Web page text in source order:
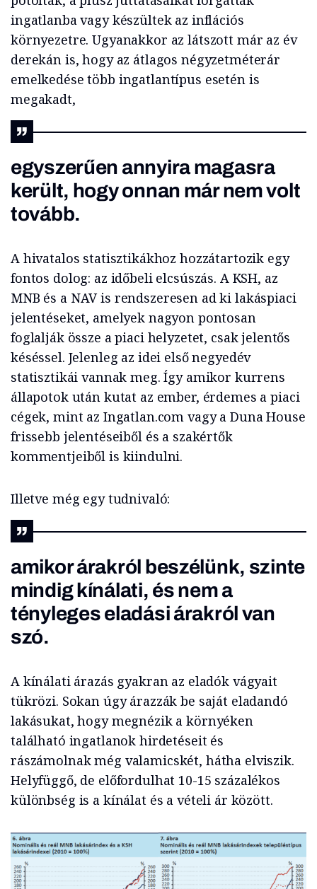
ingatlanba vagy készültek az inflációs
környezetre. Ugyanakkor az látszott már az év
derekán is, hogy az átlagos négyzetméterár
emelkedése több ingatlantípus esetén is
megakadt,
egyszerűen annyira magasra
került, hogy onnan már nem volt
tovább.
A hivatalos statisztikákhoz hozzátartozik egy
fontos dolog: az időbeli elcsúszás. A KSH, az
MNB és a NAV is rendszeresen ad ki lakáspiaci
jelentéseket, amelyek nagyon pontosan
foglalják össze a piaci helyzetet, csak jelentős
késéssel. Jelenleg az idei első negyedév
statisztikái vannak meg. Így amikor kurrens
állapotok után kutat az ember, érdemes a piaci
cégek, mint az Ingatlan.com vagy a Duna House
frissebb jelentéseiből és a szakértők
kommentjeiből is kiindulni.
Illetve még egy tudnivaló:
amikor árakról beszélünk, szinte
mindig kínálati, és nem a
tényleges eladási árakról van
szó.
A kínálati árazás gyakran az eladók vágyait
tükrözi. Sokan úgy árazzák be saját eladandó
lakásukat, hogy megnézik a környéken
található ingatlanok hirdetéseit és
rászámolnak még valamicskét, hátha elviszik.
Helyfüggő, de előfordulhat 10-15 százalékos
különbség is a kínálat és a vételi ár között.